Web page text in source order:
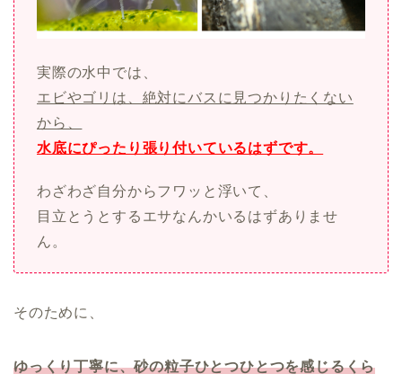
実際の水中では、
エビやゴリは、絶対にバスに見つかりたくない
から、
水底にぴったり張り付いているはずです。
わざわざ自分からフワッと浮いて、
目立とうとするエサなんかいるはずありませ
ん。
そのために、
ゆっくり丁寧に、砂の粒子ひとつひとつを感じるくら